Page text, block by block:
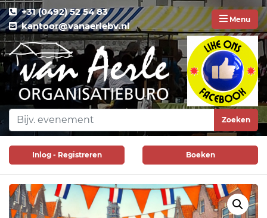
+31 (0492) 52 54 83
kantoor@vanaerlebv.nl
Menu
Zoeken
Inlog - Registreren Boeken